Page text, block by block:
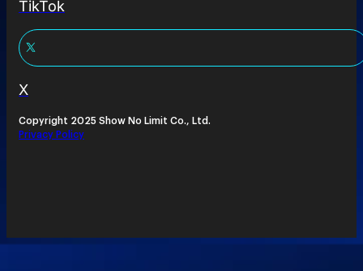
TikTok
X
Copyright 2025 Show No Limit Co., Ltd.
Privacy Policy